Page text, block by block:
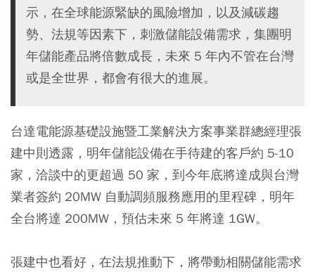
示，在全球能源緊缺的風險增加，以及減碳趨
勢、法規等因素下，刺激儲能設備需求，集團明
年儲能產品將倍數成長，未來 5 年內不管在台灣
或是全世界，都會有很大的進展。
台達電能源基礎設施暨工業解決方案事業群總經理張
建中則透露，明年儲能設備在手待建的客戶約 5-10
家，洽談中的更超過 50 家，到今年底將達成與台灣
業者簽約 20MW 自動調頻服務應用的里程碑，明年
全台將達 200MW，預估未來 5 年將達 1GW。
張建中也看好，在法規推動下，將帶動相關儲能需求